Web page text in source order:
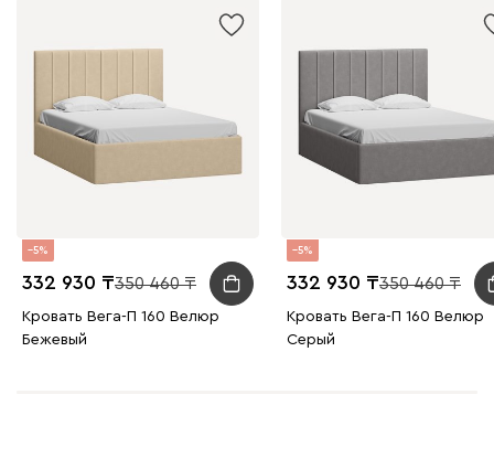
Графит Терракота Тёмно-синий
5
332 930 350 460
Кровать Вега-П 160 Велюр
Бежевый
5
332 930 350 460
Кровать Вега-П 160 Велюр
Серый